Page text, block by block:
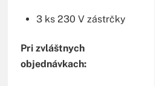
3 ks 230 V zástrčky
Pri zvláštnych
objednávkach: